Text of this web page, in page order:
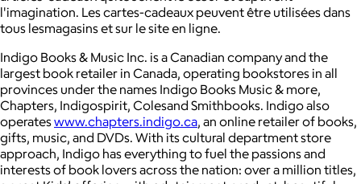
l'imagination. Les cartes-cadeaux peuvent être utilisées dans
tous lesmagasins et sur le site en ligne.
Indigo Books & Music Inc. is a Canadian company and the
largest book retailer in Canada, operating bookstores in all
provinces under the names Indigo Books Music & more,
Chapters, Indigospirit, Colesand Smithbooks. Indigo also
operateswww.chapters.indigo.ca, an online retailer of books,
gifts, music, and DVDs. With its cultural department store
approach, Indigo has everything to fuel the passions and
interests of book lovers across the nation: over a million titles,